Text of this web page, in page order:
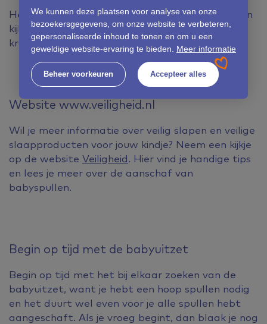
We kunnen deze plaatsen voor analyse van onze
bezoekersgegevens, om onze website te verbeteren,
gepersonaliseerde inhoud te tonen en om u een
geweldige website-ervaring te bieden. Meer informatie
Beheer voorkeuren Accepteer alles
Heb je vragen over de babyuitzet of wil je samen
kijken wat bij jullie past? Jouw
kraamzorgconsulent denkt graag met je mee!
Website www.veiligheid.nl
Wil je meer informatie over veilig slapen en veilige
slaapproducten voor jouw kindje? Neem een kijkje
op de website Veiligheid. Hier vind je handige tips
en lees je meer over de aanschaf van
babyspullen.
Begin op tijd met de babyuitzet
Begin op tijd met het bij elkaar zoeken van de
babyuitzet, want je hebt een hoop spullen nodig
en het duurt wel even voor je alle spullen hebt
aangeschaft. Als je vroeg begint, dan blaak je nog